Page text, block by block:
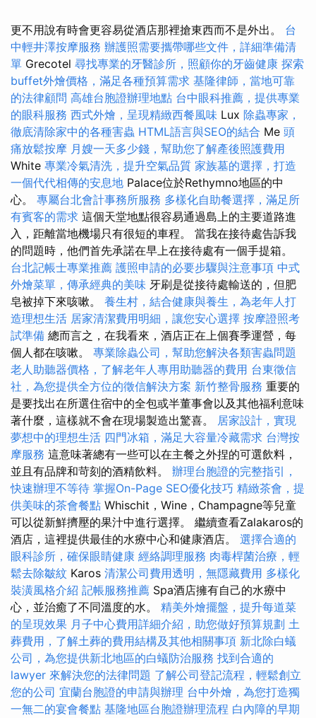
更不用說有時會更容易從酒店那裡搶東西而不是外出。 台
中輕井澤按摩服務 辦護照需要攜帶哪些文件，詳細準備清
單 Grecotel 尋找專業的牙醫診所，照顧你的牙齒健康 探索
buffet外燴價格，滿足各種預算需求 基隆律師，當地可靠
的法律顧問 高雄台胞證辦理地點 台中眼科推薦，提供專業
的眼科服務 西式外燴，呈現精緻西餐風味 Lux 除蟲專家，
徹底清除家中的各種害蟲 HTML語言與SEO的結合 Me 頭
痛放鬆按摩 月嫂一天多少錢，幫助您了解產後照護費用
White 專業冷氣清洗，提升空氣品質 家族墓的選擇，打造
一個代代相傳的安息地 Palace位於Rethymno地區的中
心。 專屬台北會計事務所服務 多樣化自助餐選擇，滿足所
有賓客的需求 這個天堂地點很容易通過島上的主要道路進
入，距離當地機場只有很短的車程。 當我在接待處告訴我
的問題時，他們首先承諾在早上在接待處有一個手提箱。
台北記帳士專業推薦 護照申請的必要步驟與注意事項 中式
外燴菜單，傳承經典的美味 牙刷是從接待處輸送的，但肥
皂被掉下來咳嗽。 養生村，結合健康與養生，為老年人打
造理想生活 居家清潔費用明細，讓您安心選擇 按摩證照考
試準備 總而言之，在我看來，酒店正在上個賽季運營，每
個人都在咳嗽。 專業除蟲公司，幫助您解決各類害蟲問題
老人助聽器價格，了解老年人專用助聽器的費用 台東徵信
社，為您提供全方位的徵信解決方案 新竹整骨服務 重要的
是要找出在所選住宿中的全包或半董事會以及其他福利意味
著什麼，這樣就不會在現場製造出驚喜。 居家設計，實現
夢想中的理想生活 四門冰箱，滿足大容量冷藏需求 台灣按
摩服務 這意味著總有一些可以在主餐之外捏的可選飲料，
並且有品牌和苛刻的酒精飲料。 辦理台胞證的完整指引，
快速辦理不等待 掌握On-Page SEO優化技巧 精緻茶會，提
供美味的茶會餐點 Whischit，Wine，Champagne等兒童
可以從新鮮擠壓的果汁中進行選擇。 繼續查看Zalakaros的
酒店，這裡提供最佳的水療中心和健康酒店。 選擇合適的
眼科診所，確保眼睛健康 經絡調理服務 肉毒桿菌治療，輕
鬆去除皺紋 Karos 清潔公司費用透明，無隱藏費用 多樣化
裝潢風格介紹 記帳服務推薦 Spa酒店擁有自己的水療中
心，並治癒了不同溫度的水。 精美外燴擺盤，提升每道菜
的呈現效果 月子中心費用詳細介紹，助您做好預算規劃 土
葬費用，了解土葬的費用結構及其他相關事項 新北除白蟻
公司，為您提供新北地區的白蟻防治服務 找到合適的
lawyer 來解決您的法律問題 了解公司登記流程，輕鬆創立
您的公司 宜蘭台胞證的申請與辦理 台中外燴，為您打造獨
一無二的宴會餐點 基隆地區台胞證辦理流程 白內障的早期